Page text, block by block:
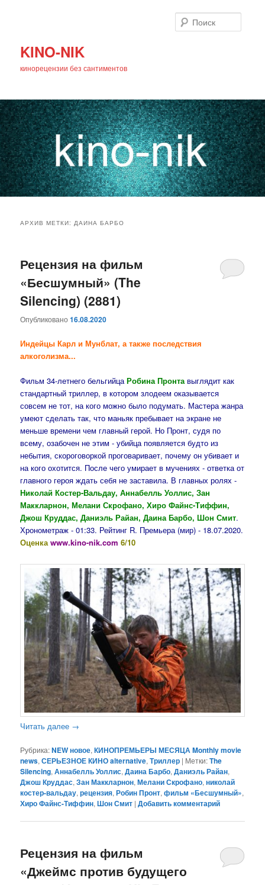
KINO-NIK
кинорецензии без сантиментов
основному
содержимому
дополнительному
содержимому
АРХИВ МЕТКИ:ДАИНА БАРБО
Рецензия на фильм
«Бесшумный» (The
Silencing) (2881)
Опубликовано16.08.2020
Индейцы Карл и Мунблат, а также последствия
алкоголизма...
Фильм 34-летнего бельгийцаРобина Пронтавыглядит как
стандартный триллер, в котором злодеем оказывается
совсем не тот, на кого можно было подумать. Мастера жанра
умеют сделать так, что маньяк пребывает на экране не
меньше времени чем главный герой. Но Пронт, судя по
всему, озабочен не этим - убийца появляется будто из
небытия, скороговоркой проговаривает, почему он убивает и
на кого охотится. После чего умирает в мучениях - ответка от
главного героя ждать себя не заставила. В главных ролях -
Николай Костер-Вальдау, Аннабелль Уоллис, Зан
Маккларнон, Мелани Скрофано, Хиро Файнс-Тиффин,
Джош Круддас, Даниэль Райан, Даина Барбо, Шон Смит.
Хронометраж - 01:33. Рейтинг R. Премьера (мир) - 18.07.2020.
Оценкаwww.kino-nik.com 6/10
Читать далее →
Рубрика:NEW новое,КИНОПРЕМЬЕРЫ МЕСЯЦА Monthly movie
news,СЕРЬЕЗНОЕ КИНО alternative,Триллер | Метки:The
Silencing,Аннабелль Уоллис,Даина Барбо,Даниэль Райан,
Джош Круддас,Зан Маккларнон,Мелани Скрофано,николай
костер-вальдау,рецензия,Робин Пронт,фильм «Бесшумный»,
Хиро Файнс-Тиффин,Шон Смит |Добавить комментарий
Рецензия на фильм
«Джеймс против будущего